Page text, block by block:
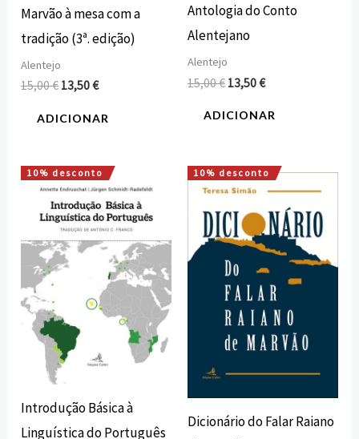
Marvão à mesa com a
tradição (3ª. edição)
Alentejo
15,00€ 13,50€
ADICIONAR
Antologia do Conto
Alentejano
Alentejo
15,00€ 13,50€
ADICIONAR
10% desconto
Introdução Básica à
Linguística do Português
O
preço
original
era:
15,00 €.
O
preço
atual
é:
13,50 €.
10% desconto
Dicionário do Falar Raiano
O
preço
original
era:
12,00 €.
O
preço
atual
é:
10,80 €.